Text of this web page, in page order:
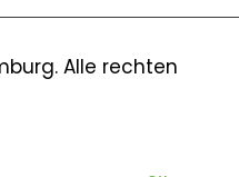
Alle rechten